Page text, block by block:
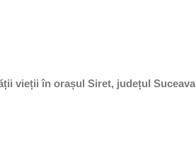
vieții în orașul Siret, județul Suceava